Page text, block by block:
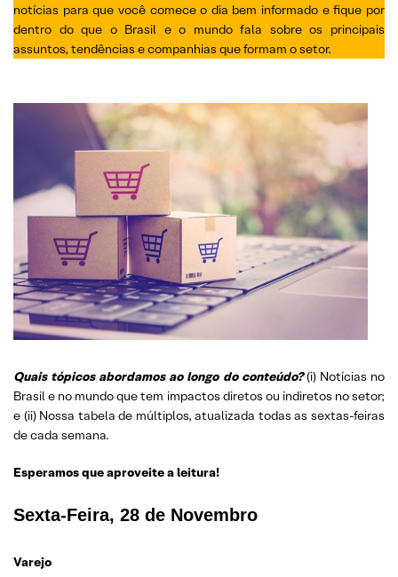
notícias para que você comece o dia bem informado e fique por
dentro do que o Brasil e o mundo fala sobre os principais
assuntos, tendências e companhias que formam o setor.
Quais tópicos abordamos ao longo do conteúdo? (i) Notícias no
Brasil e no mundo que tem impactos diretos ou indiretos no setor;
e (ii) Nossa tabela de múltiplos, atualizada todas as sextas-feiras
de cada semana.
Esperamos que aproveite a leitura!
Sexta-Feira, 28 de Novembro
Varejo